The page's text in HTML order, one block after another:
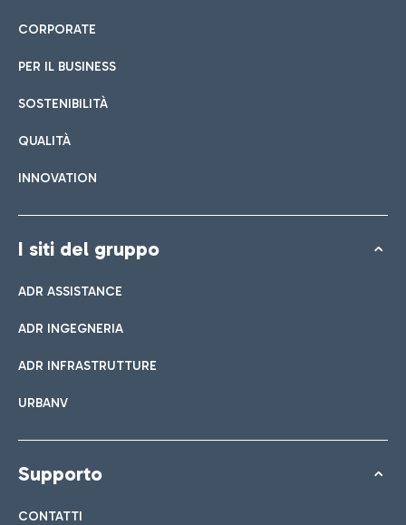
CORPORATE
PER IL BUSINESS
SOSTENIBILITÀ
QUALITÀ
INNOVATION
I siti del gruppo
ADR ASSISTANCE
ADR INGEGNERIA
ADR INFRASTRUTTURE
URBANV
Supporto
CONTATTI